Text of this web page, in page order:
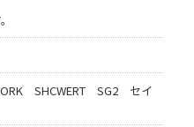
SHCWERT SG2 セイ